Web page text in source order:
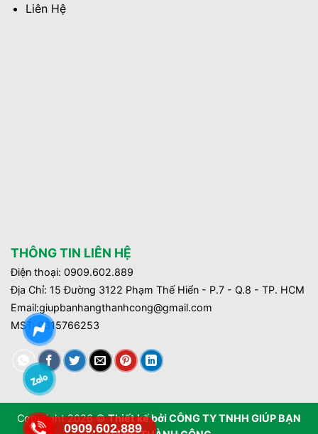
Liên Hệ
THÔNG TIN LIÊN HỆ
Điện thoại: 0909.602.889
Địa Chỉ: 15 Đường 3122 Phạm Thế Hiển - P.7 - Q.8 - TP. HCM
Email:giupbanhangthanhcong@gmail.com
MST:0315766253
Copyright 2026 ©Thiết kế bởi CÔNG TY TNHH GIÚP BẠN
0909.602.889